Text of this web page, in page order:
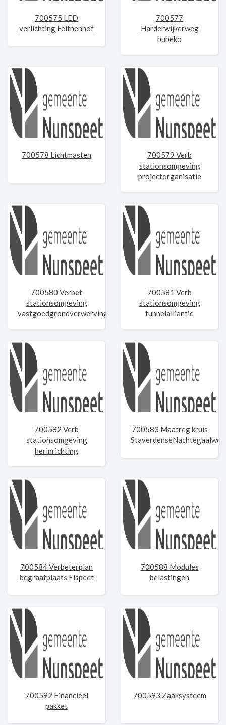
700575 LED
verlichting Feithenhof
700577
Harderwijkerweg
bubeko
700578 Lichtmasten
700579 Verb
stationsomgeving
projectorganisatie
700580 Verbet
stationsomgeving
vastgoedgrondverwerving
700581 Verb
stationsomgeving
tunnelalliantie
700582 Verb
stationsomgeving
herinrichting
700583 Maatreg kruis
StaverdenseNachtegaalweg
700584 Verbeterplan
begraafplaats Elspeet
700588 Modules
belastingen
700592 Financieel
pakket
700593 Zaaksysteem